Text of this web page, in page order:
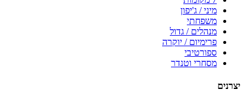
מיני / ג'יפון
משפחתי
מנהלים / גדול
פרימיום / יוקרה
ספורטיבי
מסחרי וטנדר
יצרנים